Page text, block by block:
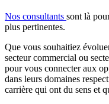
Nos consultants sont là
plus pertinentes.
Que vous souhaitiez
secteur commercial ou
pour vous connecter aux
dans leurs domaines
carrière qui ont du sens et